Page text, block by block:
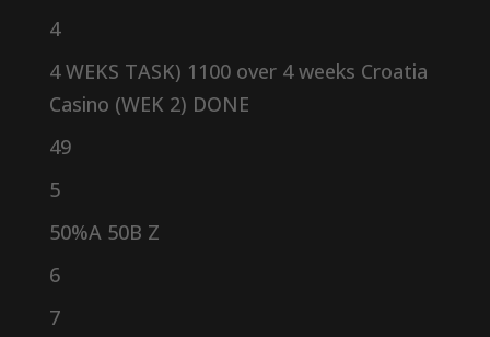
4
4 WEKS TASK) 1100 over 4 weeks Croatia
Casino (WEK 2) DONE
49
5
50%A 50B Z
6
7